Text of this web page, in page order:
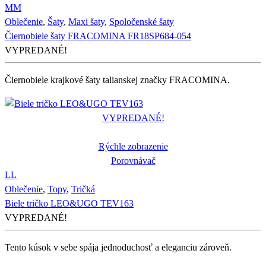
MM
Oblečenie, Šaty, Maxi šaty, Spoločenské šaty
Čiernobiele šaty FRACOMINA FR18SP684-054
VYPREDANÉ!
Čiernobiele krajkové šaty talianskej značky FRACOMINA.
VYPREDANÉ!
Rýchle zobrazenie
Porovnávač
LL
Oblečenie, Topy, Tričká
Biele tričko LEO&UGO TEV163
VYPREDANÉ!
Tento kúsok v sebe spája jednoduchosť a eleganciu zároveň.